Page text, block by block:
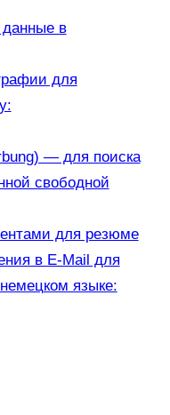
в
для
— для поиска
свободной
для резюме
в E-Mail для
языке: